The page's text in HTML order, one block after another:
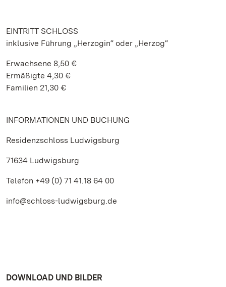
EINTRITT SCHLOSS
inklusive Führung „Herzogin“ oder „Herzog“
Erwachsene 8,50 €
Ermäßigte 4,30 €
Familien 21,30 €
INFORMATIONEN UND BUCHUNG
Residenzschloss Ludwigsburg
71634 Ludwigsburg
Telefon +49 (0) 71 41.18 64 00
info@schloss-ludwigsburg.de
DOWNLOAD UND BILDER